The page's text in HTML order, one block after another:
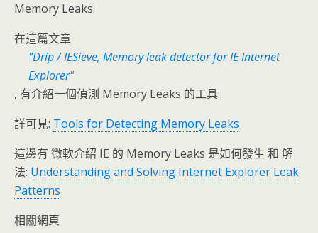
Memory Leaks.
在這篇文章
Drip / IESieve, Memory leak detector for IE Internet
Explorer
, 有介紹一個偵測 Memory Leaks 的工具:
詳可見: Tools for Detecting Memory Leaks
這邊有 微軟介紹 IE 的 Memory Leaks 是如何發生 和 解
法: Understanding and Solving Internet Explorer Leak
Patterns
相關網頁